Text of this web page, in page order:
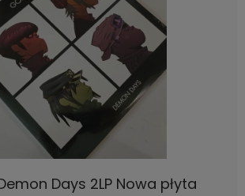
Days 2LP Nowa płyta